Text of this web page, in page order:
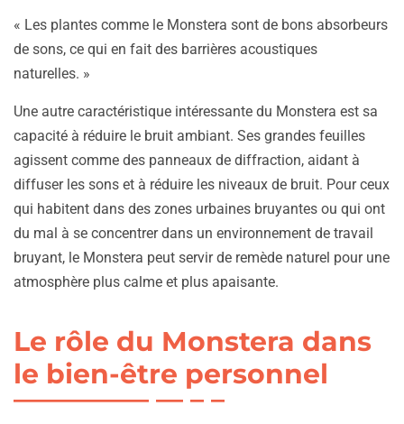
« Les plantes comme le Monstera sont de bons absorbeurs
de sons, ce qui en fait des barrières acoustiques
naturelles. »
Une autre caractéristique intéressante du Monstera est sa
capacité à réduire le bruit ambiant. Ses grandes feuilles
agissent comme des panneaux de diffraction, aidant à
diffuser les sons et à réduire les niveaux de bruit. Pour ceux
qui habitent dans des zones urbaines bruyantes ou qui ont
du mal à se concentrer dans un environnement de travail
bruyant, le Monstera peut servir de remède naturel pour une
atmosphère plus calme et plus apaisante.
Le rôle du Monstera dans
le bien-être personnel